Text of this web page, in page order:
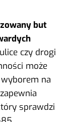
but
czy drogi
może
na
sprawdzi